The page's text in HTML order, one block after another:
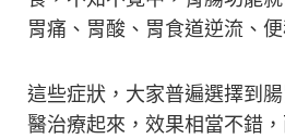
胃痛、胃酸、胃食道逆流、
這些症狀，大家普遍選擇到
醫治療起來，效果相當不錯